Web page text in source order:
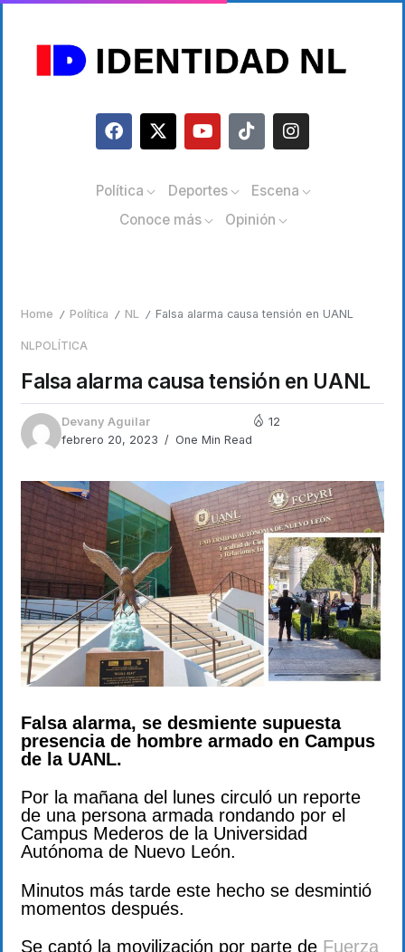
Política Deportes
Escena
Conoce más
Opinión
Home / Política / NL / Falsa alarma causa tensión en UANL
NLPOLÍTICA
Falsa alarma causa tensión en UANL
Devany Aguilar
febrero 20, 2023
One Min Read
12
Falsa alarma, se desmiente supuesta
presencia de hombre armado en Campus
de la UANL.
Por la mañana del lunes circuló un reporte
de una persona armada rondando por el
Campus Mederos de la Universidad
Autónoma de Nuevo León.
Minutos más tarde este hecho se desmintió
momentos después.
Se captó la movilización por parte de Fuerza